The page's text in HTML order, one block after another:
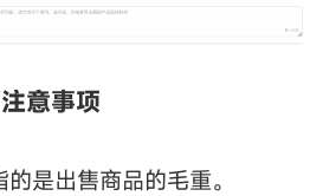
意事项
的是出售商品的毛重。